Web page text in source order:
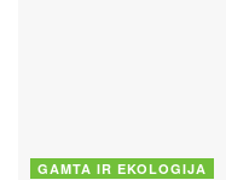
GAMTA IR EKOLOGIJA